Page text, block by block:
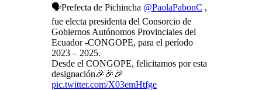
🗣️Prefecta de Pichincha @PaolaPabonC ,
fue electa presidenta del Consorcio de
Gobiernos Autónomos Provinciales del
Ecuador -CONGOPE, para el período
2023 – 2025.
Desde el CONGOPE, felicitamos por esta
designación🎉🎉🎉
pic.twitter.com/X03emHtfge